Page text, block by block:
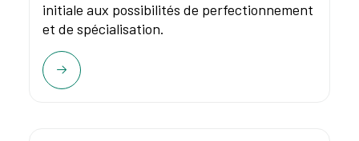
initiale aux possibilités de perfectionnement
et de spécialisation.